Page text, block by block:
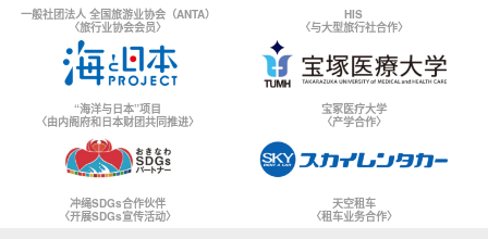
一般社团法人 全国旅游业协会（ANTA）
〈旅行业协会会员〉
HIS
〈与大型旅行社合作〉
“海洋与日本”项目
〈由内阁府和日本财团共同推进〉
宝冢医疗大学
〈产学合作〉
冲绳SDGs合作伙伴
〈开展SDGs宣传活动〉
天空租车
〈租车业务合作〉